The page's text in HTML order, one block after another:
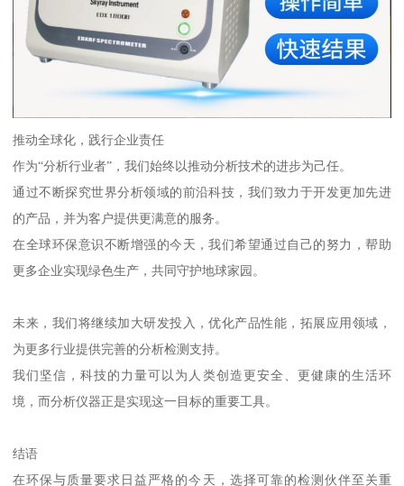
推动全球化，践行企业责任
作为“分析行业者”，我们始终以推动分析技术的进步为己任。
通过不断探究世界分析领域的前沿科技，我们致力于开发更加先进
的产品，并为客户提供更满意的服务。
在全球环保意识不断增强的今天，我们希望通过自己的努力，帮助
更多企业实现绿色生产，共同守护地球家园。
未来，我们将继续加大研发投入，优化产品性能，拓展应用领域，
为更多行业提供完善的分析检测支持。
我们坚信，科技的力量可以为人类创造更安全、更健康的生活环
境，而分析仪器正是实现这一目标的重要工具。
结语
在环保与质量要求日益严格的今天，选择可靠的检测伙伴至关重